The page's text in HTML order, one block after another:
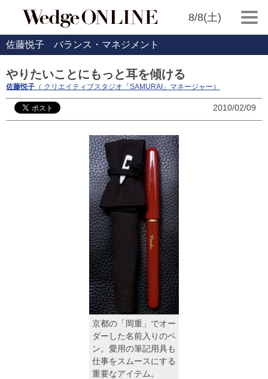
8/8(土)
佐藤悦子 バランス・マネジメント
やりたいことにもっと耳を傾ける
佐藤悦子 （ クリエイティブスタジオ「SAMURAI」マネージャー）
2010/02/09
京都の「岡重」でオー
ダーした名前入りのペ
ン。愛用の筆記用具も
仕事をスムースにする
重要なアイテム。